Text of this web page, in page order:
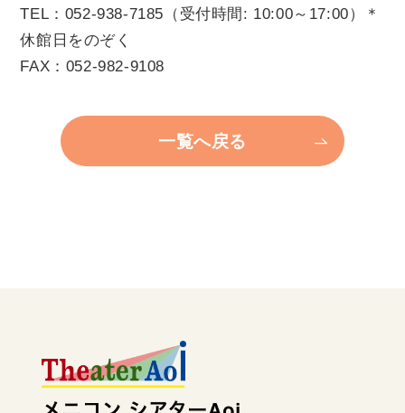
TEL：052-938-7185（受付時間: 10:00～17:00）＊
休館日をのぞく
FAX：052-982-9108
一覧へ戻る